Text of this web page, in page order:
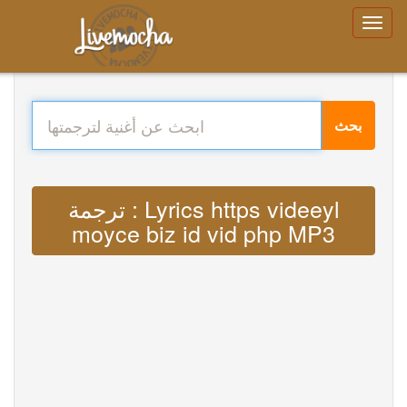
بحث
ترجمة : Lyrics https videeyl
moyce biz id vid php MP3